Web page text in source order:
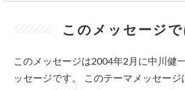
このメッセージ
このメッセージは2004年2月に中川健
ッセージです。 このテーマメッセージ